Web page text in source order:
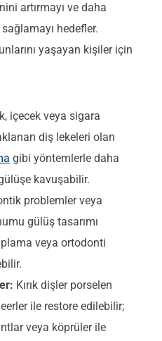
artırmayı ve daha
hedefler.
yaşayan kişiler için
içecek veya sigara
diş lekeleri olan
gibi yöntemlerle daha
kavuşabilir.
problemler veya
gülüş tasarımı
veya ortodonti
Kırık dişler porselen
ile restore edilebilir;
veya köprüler ile